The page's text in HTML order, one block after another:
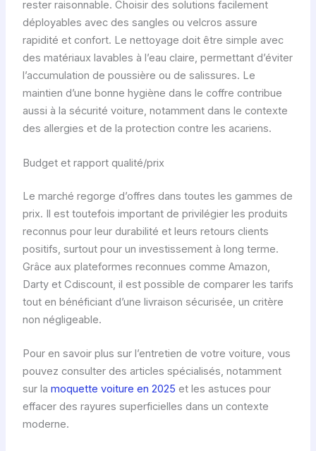
rester raisonnable. Choisir des solutions facilement
déployables avec des sangles ou velcros assure
rapidité et confort. Le nettoyage doit être simple avec
des matériaux lavables à l’eau claire, permettant d’éviter
l’accumulation de poussière ou de salissures. Le
maintien d’une bonne hygiène dans le coffre contribue
aussi à la sécurité voiture, notamment dans le contexte
des allergies et de la protection contre les acariens.
Budget et rapport qualité/prix
Le marché regorge d’offres dans toutes les gammes de
prix. Il est toutefois important de privilégier les produits
reconnus pour leur durabilité et leurs retours clients
positifs, surtout pour un investissement à long terme.
Grâce aux plateformes reconnues comme Amazon,
Darty et Cdiscount, il est possible de comparer les tarifs
tout en bénéficiant d’une livraison sécurisée, un critère
non négligeable.
Pour en savoir plus sur l’entretien de votre voiture, vous
pouvez consulter des articles spécialisés, notamment
sur la moquette voiture en 2025 et les astuces pour
effacer des rayures superficielles dans un contexte
moderne.